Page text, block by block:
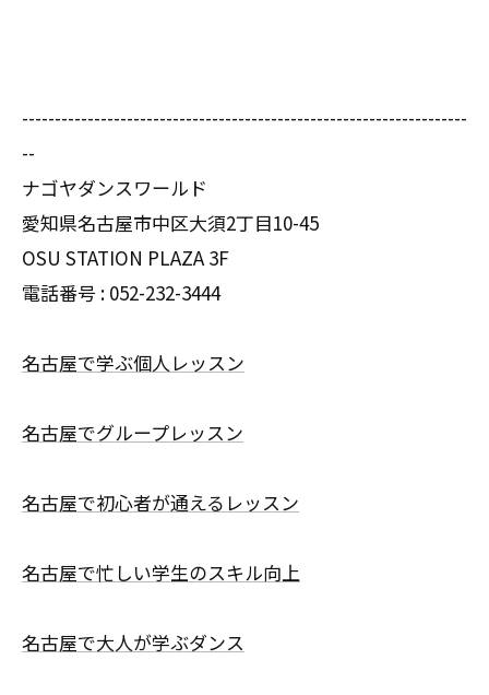
--------------------------------------------------------------------
--
ナゴヤダンスワールド
愛知県名古屋市中区大須2丁目10-45
OSU STATION PLAZA 3F
電話番号 : 052-232-3444
名古屋で学ぶ個人レッスン
名古屋でグループレッスン
名古屋で初心者が通えるレッスン
名古屋で忙しい学生のスキル向上
名古屋で大人が学ぶダンス